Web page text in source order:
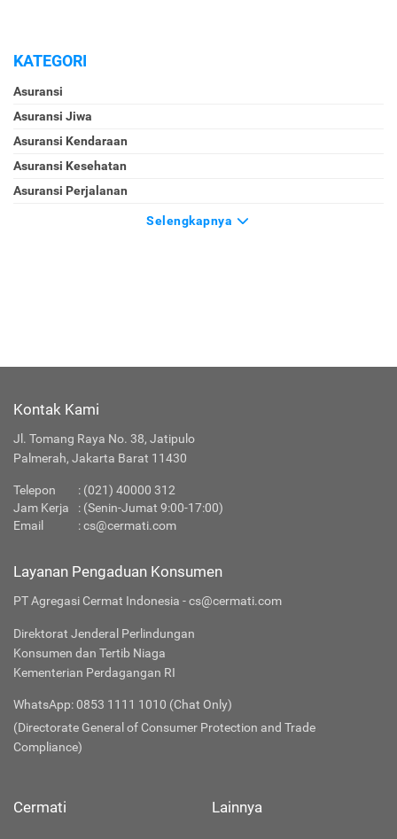
KATEGORI
Asuransi
Asuransi Jiwa
Asuransi Kendaraan
Asuransi Kesehatan
Asuransi Perjalanan
Selengkapnya
Kontak Kami
Jl. Tomang Raya No. 38, Jatipulo
Palmerah, Jakarta Barat 11430
Telepon : (021) 40000 312
Jam Kerja
: (Senin-Jumat 9:00-17:00)
Email
:cs@cermati.com
Layanan Pengaduan Konsumen
PT Agregasi Cermat Indonesia - cs@cermati.com
Direktorat Jenderal Perlindungan
Konsumen dan Tertib Niaga
Kementerian Perdagangan RI
WhatsApp: 0853 1111 1010 (Chat Only)
(Directorate General of Consumer Protection and Trade
Compliance)
Cermati Lainnya